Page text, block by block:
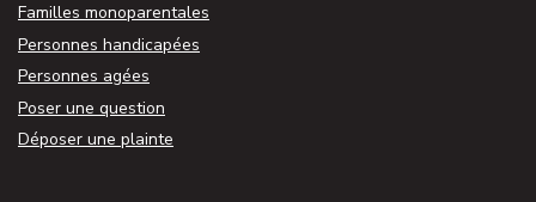
Familles monoparentales
Personnes handicapées
Personnes agées
Poser une question
Déposer une plainte